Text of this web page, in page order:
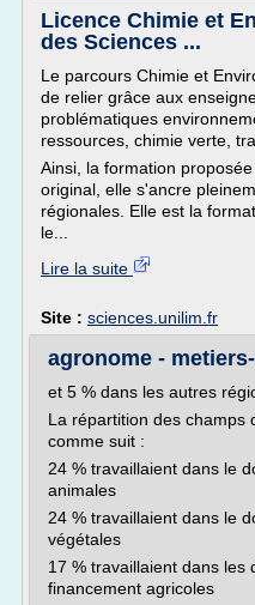
Licence Chimie et
des Sciences ...
Le parcours Chimie et
de relier grâce aux
problématiques
ressources, chimie verte,
Ainsi, la formation
original, elle s'ancre
régionales. Elle est la
le...
Lire la suite
Site : sciences.unilim.fr
agronome -
et 5 % dans les autres
La répartition des champs
comme suit :
24 % travaillaient dans le
animales
24 % travaillaient dans le
végétales
17 % travaillaient dans les
financement agricoles